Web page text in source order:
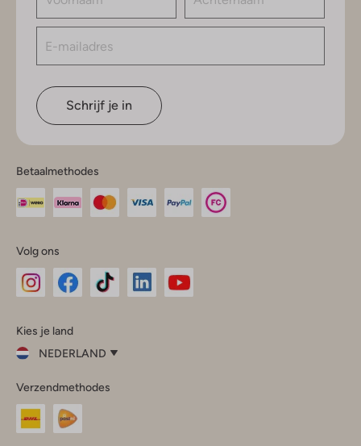
Schrijf je in
Betaalmethodes
Volg ons
InstagramFacebook
Kies je land
NEDERLAND
je
land
Nederland
Verzendmethodes